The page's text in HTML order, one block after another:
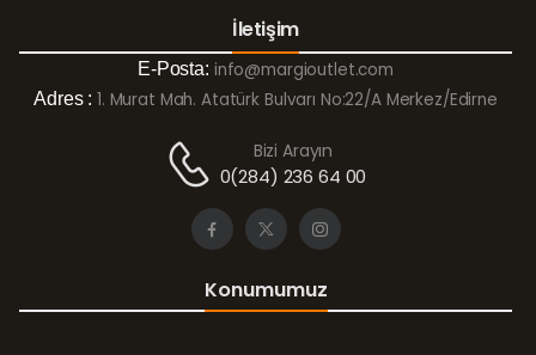
İletişim
E-Posta: info@margioutlet.com
Adres : 1. Murat Mah. Atatürk Bulvarı No:22/A Merkez/Edirne
Bizi Arayın
0(284) 236 64 00
Konumumuz